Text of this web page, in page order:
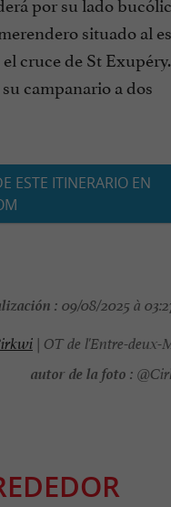
situado al
cruce de St Exupéry.
campanario a dos
ESTE ITINERARIO EN
: 09/08/2025 à
| OT de l'Entre-deux-
autor de la foto :